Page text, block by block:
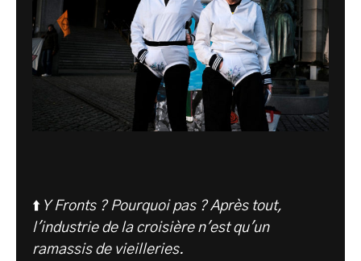
⬆️ Y Fronts ? Pourquoi pas ? Après tout,
l'industrie de la croisière n'est qu'un
ramassis de vieilleries.